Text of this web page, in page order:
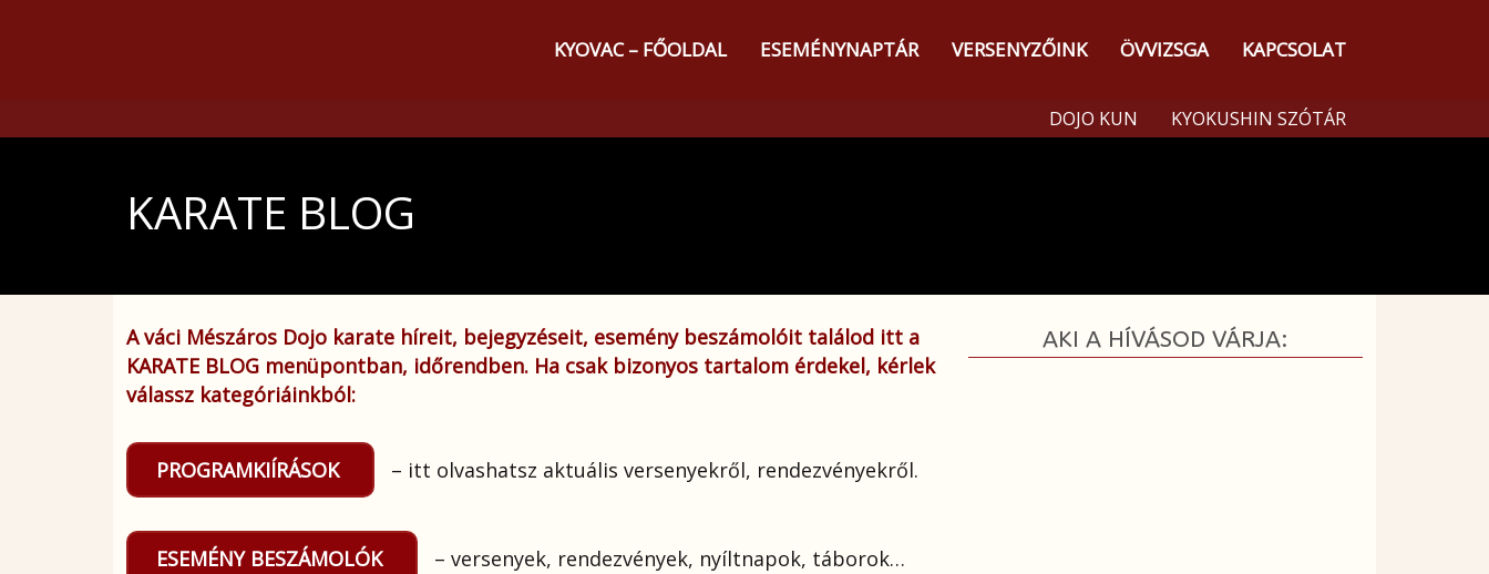
KYOVAC – FŐOLDAL ESEMÉNYNAPTÁR VERSENYZŐINK ÖVVIZSGA KAPCSOLAT
DOJO KUN KYOKUSHIN SZÓTÁR
KARATE BLOG
A váci Mészáros Dojo karate híreit, bejegyzéseit, esemény beszámolóit találod itt a
KARATE BLOG menüpontban, időrendben. Ha csak bizonyos tartalom érdekel, kérlek
válassz kategóriáinkból:
PROGRAMKIÍRÁSOK – itt olvashatsz aktuális versenyekről, rendezvényekről.
ESEMÉNY BESZÁMOLÓK
– versenyek, rendezvények, nyíltnapok, táborok…
AKI A HÍVÁSOD VÁRJA: